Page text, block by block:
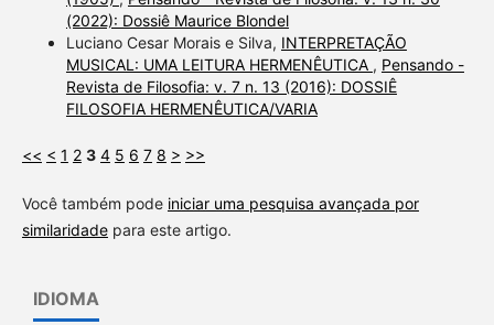
(2022): Dossiê Maurice Blondel
Luciano Cesar Morais e Silva, INTERPRETAÇÃO
MUSICAL: UMA LEITURA HERMENÊUTICA , Pensando -
Revista de Filosofia: v. 7 n. 13 (2016): DOSSIÊ
FILOSOFIA HERMENÊUTICA/VARIA
<< < 1 2 3 4 5 6 7 8 > >>
Você também pode iniciar uma pesquisa avançada por
similaridadepara este artigo.
IDIOMA